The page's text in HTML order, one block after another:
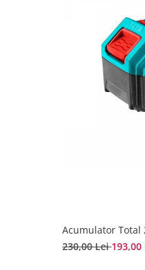
Acumulator Total
230,00 Lei193,00